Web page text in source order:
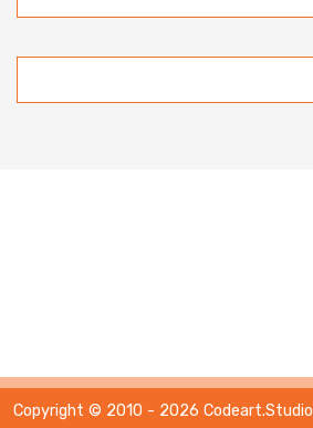
Copyright © 2010 - 2026 Codeart.Studio